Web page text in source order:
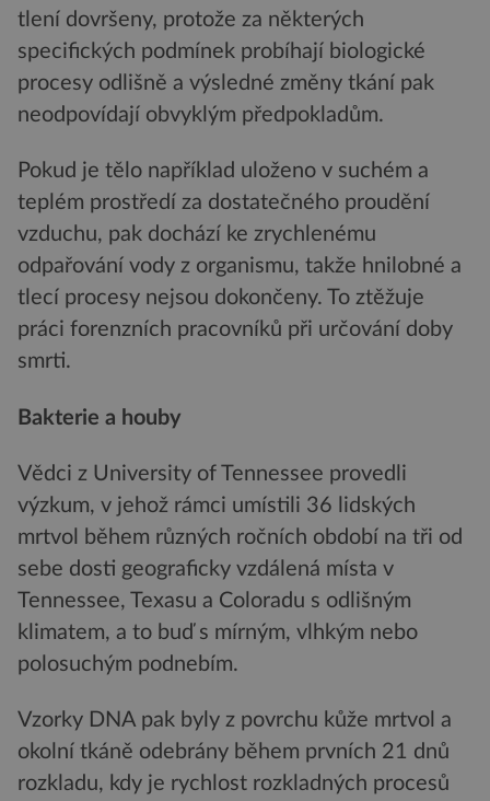
tlení dovršeny, protože za některých
specifických podmínek probíhají biologické
procesy odlišně a výsledné změny tkání pak
neodpovídají obvyklým předpokladům.
Pokud je tělo například uloženo v suchém a
teplém prostředí za dostatečného proudění
vzduchu, pak dochází ke zrychlenému
odpařování vody z organismu, takže hnilobné a
tlecí procesy nejsou dokončeny. To ztěžuje
práci forenzních pracovníků při určování doby
smrti.
Bakterie a houby
Vědci z University of Tennessee provedli
výzkum, v jehož rámci umístili 36 lidských
mrtvol během různých ročních období na tři od
sebe dosti geograficky vzdálená místa v
Tennessee, Texasu a Coloradu s odlišným
klimatem, a to buď s mírným, vlhkým nebo
polosuchým podnebím.
Vzorky DNA pak byly z povrchu kůže mrtvol a
okolní tkáně odebrány během prvních 21 dnů
rozkladu, kdy je rychlost rozkladných procesů